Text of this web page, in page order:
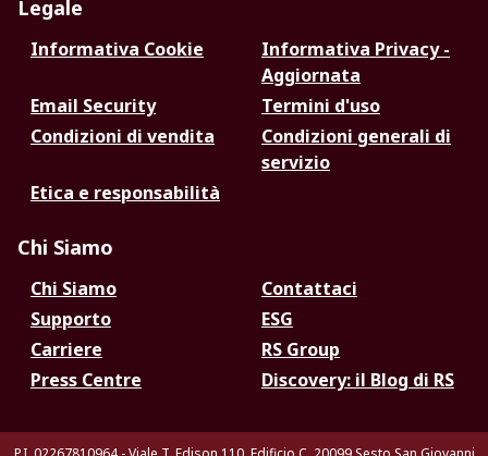
Legale
Informativa Cookie
Informativa Privacy -
Aggiornata
Email Security
Termini d'uso
Condizioni di vendita
Condizioni generali di
servizio
Etica e responsabilità
Chi Siamo
Chi Siamo
Contattaci
Supporto
ESG
Carriere
RS Group
Press Centre
Discovery: il Blog di RS